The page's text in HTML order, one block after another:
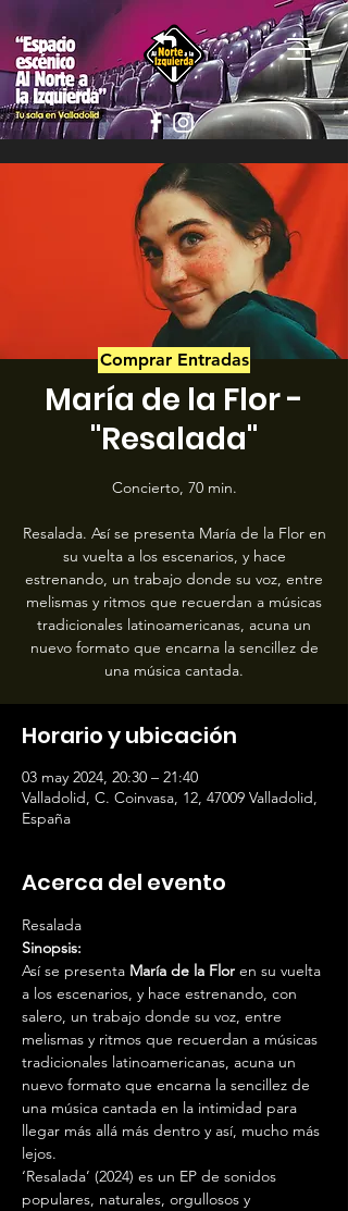
María de la Flor -
"Resalada"
Concierto, 70 min.
Resalada. Así se presenta María de la Flor en
su vuelta a los escenarios, y hace
estrenando, un trabajo donde su voz, entre
melismas y ritmos que recuerdan a músicas
tradicionales latinoamericanas, acuna un
nuevo formato que encarna la sencillez de
una música cantada.
Horario y ubicación
03 may 2024, 20:30 – 21:40
Valladolid, C. Coinvasa, 12, 47009 Valladolid,
España
Acerca del evento
Resalada
Sinopsis:
Así se presenta María de la Flor en su vuelta
a los escenarios, y hace estrenando, con
salero, un trabajo donde su voz, entre
melismas y ritmos que recuerdan a músicas
tradicionales latinoamericanas, acuna un
nuevo formato que encarna la sencillez de
una música cantada en la intimidad para
llegar más allá más dentro y así, mucho más
lejos.
‘Resalada’ (2024) es un EP de sonidos
populares, naturales, orgullosos y
Comprar Entradas